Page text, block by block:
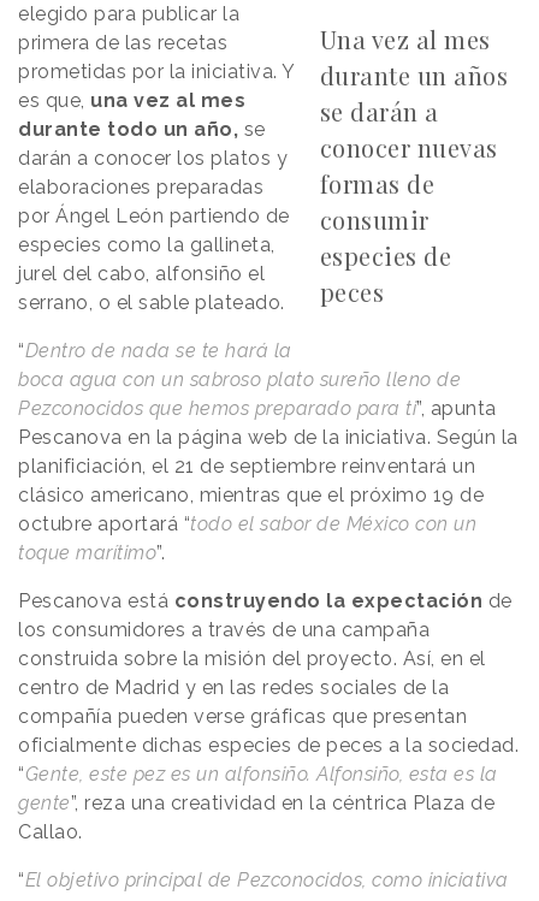
Una vez al mes
durante un años
se darán a
conocer nuevas
formas de
consumir
especies de
peces
elegido para publicar la
primera de las recetas
prometidas por la iniciativa. Y
es que, una vez al mes
durante todo un año, se
darán a conocer los platos y
elaboraciones preparadas
por Ángel León partiendo de
especies como la gallineta,
jurel del cabo, alfonsiño el
serrano, o el sable plateado.
“Dentro de nada se te hará la
boca agua con un sabroso plato sureño lleno de
Pezconocidos que hemos preparado para ti”, apunta
Pescanova en la página web de la iniciativa. Según la
planificiación, el 21 de septiembre reinventará un
clásico americano, mientras que el próximo 19 de
octubre aportará “todo el sabor de México con un
toque marítimo”.
Pescanova está construyendo la expectación de
los consumidores a través de una campaña
construida sobre la misión del proyecto. Así, en el
centro de Madrid y en las redes sociales de la
compañía pueden verse gráficas que presentan
oficialmente dichas especies de peces a la sociedad.
“Gente, este pez es un alfonsiño. Alfonsiño, esta es la
gente”, reza una creatividad en la céntrica Plaza de
Callao.
“El objetivo principal de Pezconocidos, como iniciativa